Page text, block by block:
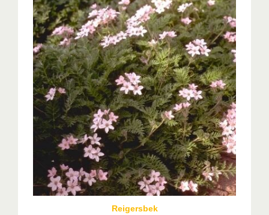
Reigersbek